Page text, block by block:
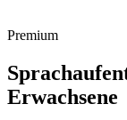
Premium
Erwachsene